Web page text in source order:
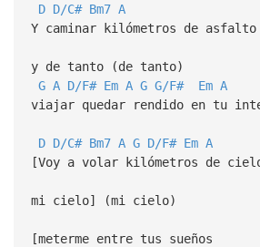
D D/C# Bm7 A
Y caminar kilómetros de asfalto
y de tanto (de tanto)
G A D/F# Em A G G/F# Em A
viajar quedar rendido en tu
D D/C# Bm7 A G D/F# Em A
[Voy a volar kilómetros de
mi cielo] (mi cielo)
[meterme entre tus sueños